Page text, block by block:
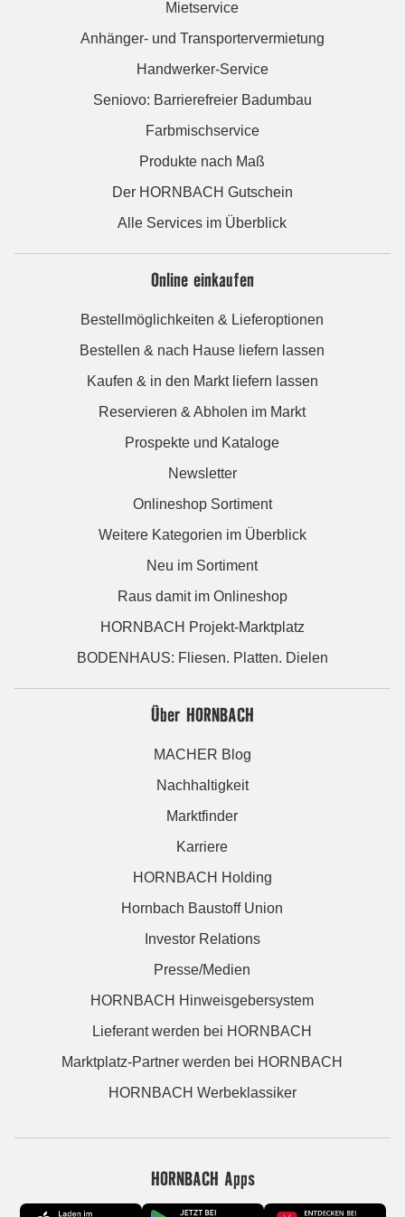
Mietservice
Anhänger- und Transportervermietung
Handwerker-Service
Seniovo: Barrierefreier Badumbau
Farbmischservice
Produkte nach Maß
Der HORNBACH Gutschein
Alle Services im Überblick
Online einkaufen
Bestellmöglichkeiten & Lieferoptionen
Bestellen & nach Hause liefern lassen
Kaufen & in den Markt liefern lassen
Reservieren & Abholen im Markt
Prospekte und Kataloge
Newsletter
Onlineshop Sortiment
Weitere Kategorien im Überblick
Neu im Sortiment
Raus damit im Onlineshop
HORNBACH Projekt-Marktplatz
BODENHAUS: Fliesen. Platten. Dielen
Über HORNBACH
MACHER Blog
Nachhaltigkeit
Marktfinder
Karriere
HORNBACH Holding
Hornbach Baustoff Union
Investor Relations
Presse/Medien
HORNBACH Hinweisgebersystem
Lieferant werden bei HORNBACH
Marktplatz-Partner werden bei HORNBACH
HORNBACH Werbeklassiker
HORNBACH Apps